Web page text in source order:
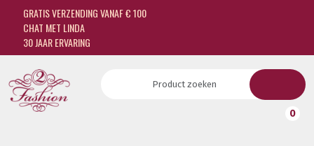
GRATIS VERZENDING VANAF € 100
CHAT MET LINDA
30 JAAR ERVARING
0